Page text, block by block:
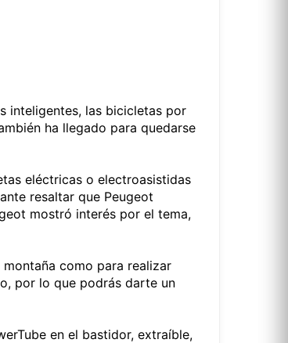
inteligentes, las bicicletas por
ha llegado para quedarse
eléctricas o electroasistidas
resaltar que Peugeot
mostró interés por el tema,
como para realizar
por lo que podrás darte un
en el bastidor, extraíble,